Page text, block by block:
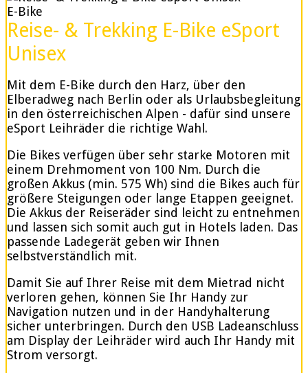
E-Bike
Reise- & Trekking E-Bike eSport
Unisex
Mit dem E-Bike durch den Harz, über den
Elberadweg nach Berlin oder als Urlaubsbegleitung
in den österreichischen Alpen - dafür sind unsere
eSport Leihräder die richtige Wahl.
Die Bikes verfügen über sehr starke Motoren mit
einem Drehmoment von 100 Nm. Durch die
großen Akkus (min. 575 Wh) sind die Bikes auch für
größere Steigungen oder lange Etappen geeignet.
Die Akkus der Reiseräder sind leicht zu entnehmen
und lassen sich somit auch gut in Hotels laden. Das
passende Ladegerät geben wir Ihnen
selbstverständlich mit.
Damit Sie auf Ihrer Reise mit dem Mietrad nicht
verloren gehen, können Sie Ihr Handy zur
Navigation nutzen und in der Handyhalterung
sicher unterbringen. Durch den USB Ladeanschluss
am Display der Leihräder wird auch Ihr Handy mit
Strom versorgt.